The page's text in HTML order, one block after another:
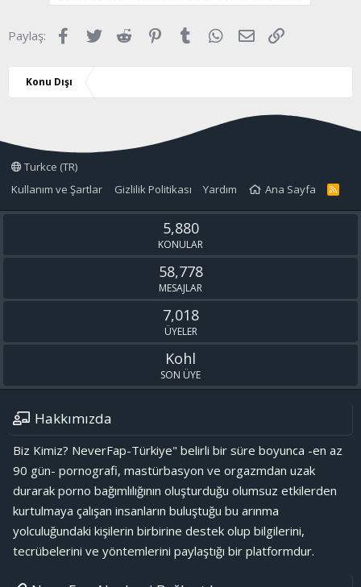
Paylaş: Facebook
Twitter Reddit Pinterest
Tumblr WhatsApp
E-posta
Konu Dışı
Turkce (TR)
Kullanım ve Şartlar
Gizlilik Politikası Yardım Ana Sayfa
R
S
5,880
KONULAR
58,778
MESAJLAR
7,018
ÜYELER
Kohl
SON ÜYE
Hakkımızda
Biz Kimiz? NeverFap-Türkiye" belirli bir süre boyunca -en az
90 gün- pornografi, mastürbasyon ve orgazmdan uzak
durarak porno bağımlılığının oluşturduğu olumsuz etkilerden
kurtulmaya çalışan insanların buluştuğu bu arınma
yolculuğundaki kişilerin birbirine destek olup bilgilerini,
tecrübelerini ve yöntemlerini paylaştığı bir platformdur.